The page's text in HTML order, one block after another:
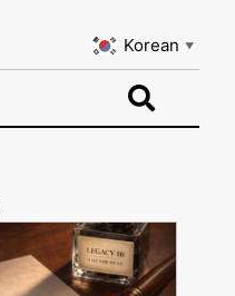
Korean ▼